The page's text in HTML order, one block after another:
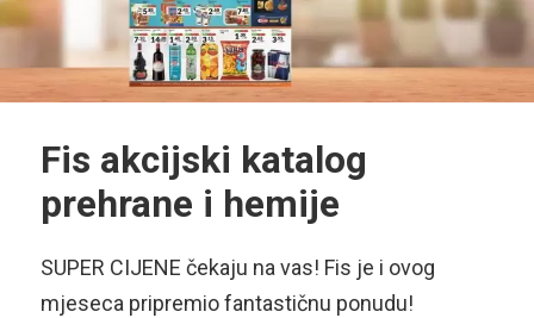
Fis akcijski katalog
prehrane i hemije
SUPER CIJENE čekaju na vas! Fis je i ovog
mjeseca pripremio fantastičnu ponudu!